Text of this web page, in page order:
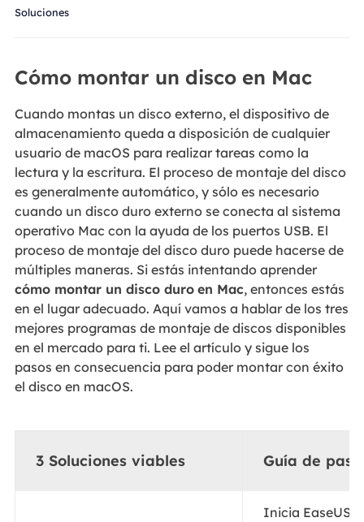
Soluciones
Cómo montar un disco en Mac
Cuando montas un disco externo, el dispositivo de
almacenamiento queda a disposición de cualquier
usuario de macOS para realizar tareas como la
lectura y la escritura. El proceso de montaje del disco
es generalmente automático, y sólo es necesario
cuando un disco duro externo se conecta al sistema
operativo Mac con la ayuda de los puertos USB. El
proceso de montaje del disco duro puede hacerse de
múltiples maneras. Si estás intentando aprender
cómo montar un disco duro en Mac, entonces estás
en el lugar adecuado. Aquí vamos a hablar de los tres
mejores programas de montaje de discos disponibles
en el mercado para ti. Lee el artículo y sigue los
pasos en consecuencia para poder montar con éxito
el disco en macOS.
3 Soluciones viables Guía de
Inicia EaseUS